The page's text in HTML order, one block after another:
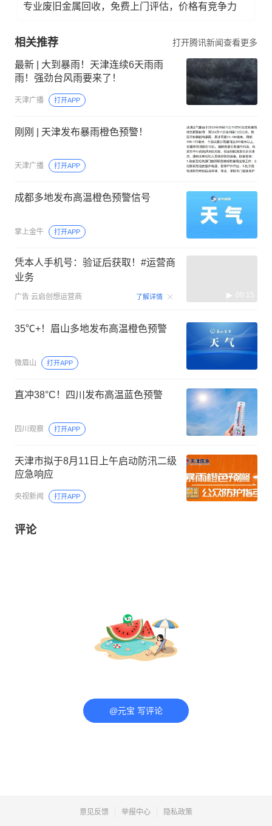
专业废旧金属回收，免费上门评估，价格有竞争力
相关推荐 打开腾讯新闻查看更多
最新 | 大到暴雨！天津连续6天雨雨
雨！强劲台风雨要来了！
天津广播 打开APP
刚刚 | 天津发布暴雨橙色预警！
天津广播 打开APP
成都多地发布高温橙色预警信号
掌上金牛 打开APP
凭本人手机号：验证后获取！#运营商
业务
广告 云启创想运营商 了解详情 00:15
35℃+！眉山多地发布高温橙色预警
微眉山 打开APP
直冲38°C！四川发布高温蓝色预警
四川观察 打开APP
天津市拟于8月11日上午启动防汛二级
应急响应
央视新闻 打开APP
评论
@元宝 写评论
意见反馈 举报中心 隐私政策